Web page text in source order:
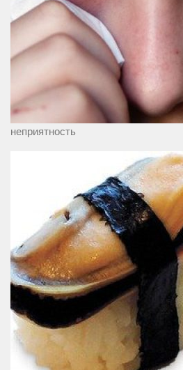
неприятность